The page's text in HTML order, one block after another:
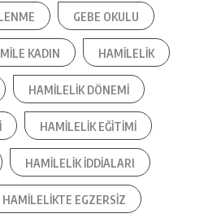
GEBE OKULU
KADIN HAMILELIK
HAMILELIK DÖNEMI
HAMILELIK EĞITIMI
HAMILELIK IDDIALARI
HAMILELIKTE EGZERSIZ